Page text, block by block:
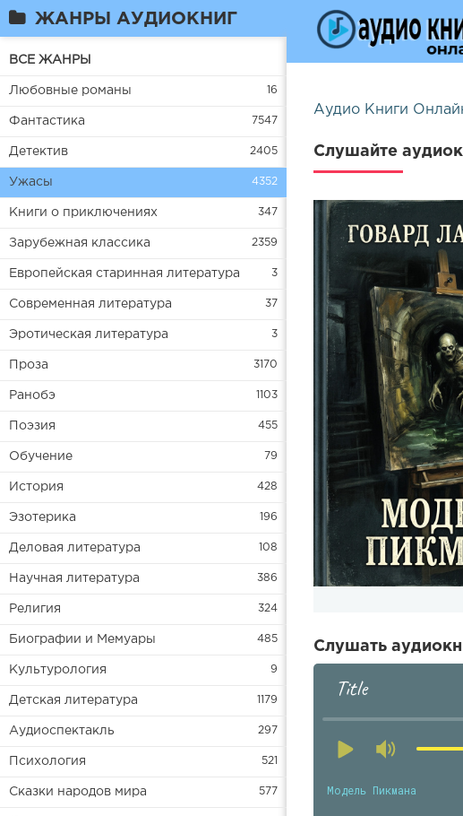
ЖАНРЫ АУДИОКНИГ
ВСЕ ЖАНРЫ
Любовные романы 16
Фантастика 7547
Детектив 2405
Ужасы 4352
Книги о приключениях 347
Зарубежная классика 2359
Европейская старинная литература 3
Современная литература 37
Эротическая литература 3
Проза 3170
Ранобэ 1103
Поэзия 455
Обучение 79
История 428
Эзотерика 196
Деловая литература 108
Научная литература 386
Религия 324
Биографии и Мемуары 485
Культурология 9
Детская литература 1179
Аудиоспектакль 297
Психология 521
Сказки народов мира 577
Аудио Книги
Слушайте
Слушать
Title
Модель Пикмана